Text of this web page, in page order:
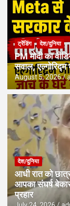
ट्रेंडिंग देश/दुनिया
PM मोदी का
सवाल,
August 5, 2026
देश/दुनिया
आधी रात को
आपका संघर्ष बेकार
प्रहार